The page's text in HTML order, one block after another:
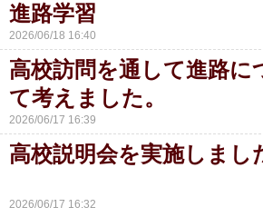
進路学習
2026/06/18 16:40
高校訪問を通して進路に
て考えました。
2026/06/17 16:39
高校説明会を実施しまし
2026/06/17 16:32